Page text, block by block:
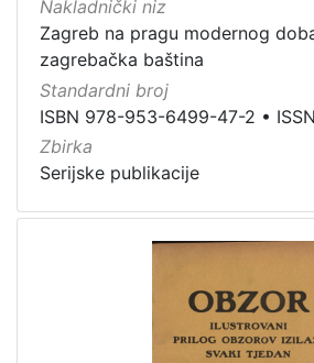
Nakladnički niz
Zagreb na pragu modernog
zagrebačka baština
Standardni broj
ISBN 978-953-6499-47-2 •
Zbirka
Serijske publikacije